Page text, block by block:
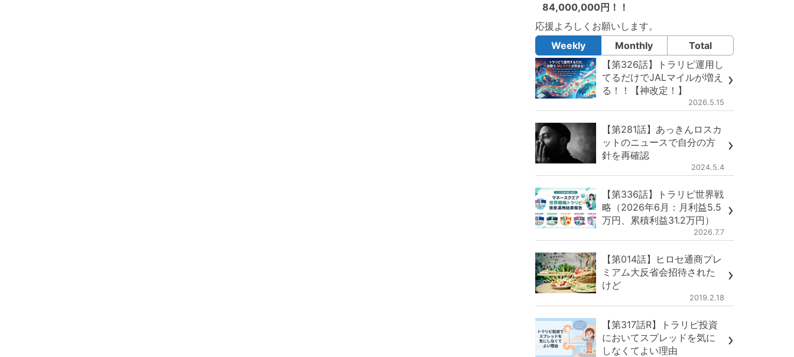
84,000,000円！！
応援よろしくお願いします。
Weekly
Monthly
Total
【第326話】トラリピ運用し
てるだけでJALマイルが増え
る！！【神改定！】
2026.5.15
【第281話】あっきんロスカ
ットのニュースで自分の方
針を再確認
2024.5.4
【第336話】トラリピ世界戦
略（2026年6月：月利益5.5
万円、累積利益31.2万円）
2026.7.7
【第014話】ヒロセ通商プレ
ミアム大反省会招待された
けど
2019.2.18
【第317話R】トラリピ投資
においてスプレッドを気に
しなくてよい理由